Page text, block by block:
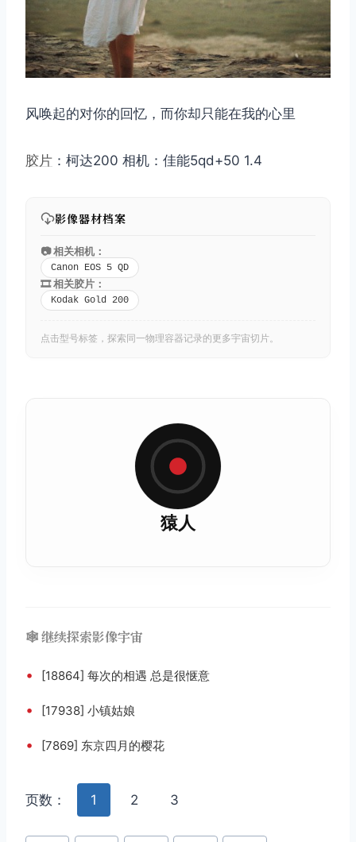
风唤起的对你的回忆，而你却只能在我的心里
胶片 ：柯达200 相机：佳能5qd+50 1.4
影像器材档案
📷 相关相机：
Canon EOS 5 QD
🎞️ 相关胶片：
Kodak Gold 200
点击型号标签，探索同一物理容器记录的更多宇宙切片。
猿人
🕸️ 继续探索影像宇宙
• [18864] 每次的相遇 总是很惬意
• [17938] 小镇姑娘
• [7869] 东京四月的樱花
页数： 1 2 3